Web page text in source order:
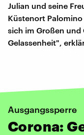
Julian und seine
Küstenort
sich im Großen und
Gelassenheit",
Ausgangssperre
Corona: